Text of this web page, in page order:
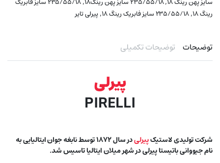
رینگ ۱۸
,۲۳۵/۵۵/۱۸ سایز فابریک رینگ ۱۸ ,پیرلی تایر
توضیحات توضیحات تکمیلی
پیرلی
PIRELLI
شرکت تولیدی لاستیکپیرلی
در سال ۱۸۷۲ توسط نابغه جوان ایتالیایی به
نام جیووانی باتیستا پیرلی در شهر میلان ایتالیا تاسیس شد.